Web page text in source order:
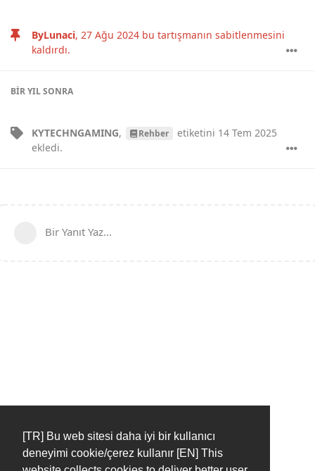
[TR] Bu web sitesi daha iyi bir kullanıcı
deneyimi cookie/çerez kullanır [EN] This
ByLunaci, 27 Ağu 2024 bu tartışmanın sabitlenmesini
kaldırdı.
BIR YILSONRA
KYTECHNGAMING, Rehber etiketini 14 Tem 2025
ekledi.
Bir Yanıt Yaz...